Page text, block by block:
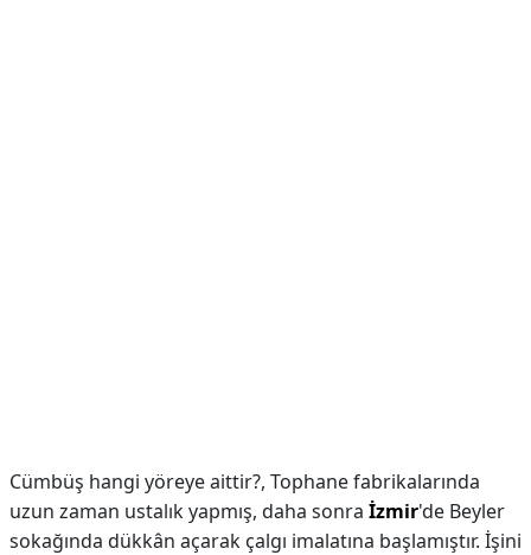
Cümbüş hangi yöreye aittir?, Tophane fabrikalarında
uzun zaman ustalık yapmış, daha sonra İzmir'de Beyler
sokağında dükkân açarak çalgı imalatına başlamıştır. İşini